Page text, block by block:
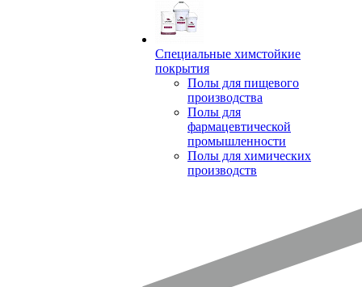
Специальные химстойкие
покрытия
Полы для пищевого
производства
Полы для
фармацевтической
промышленности
Полы для химических
производств